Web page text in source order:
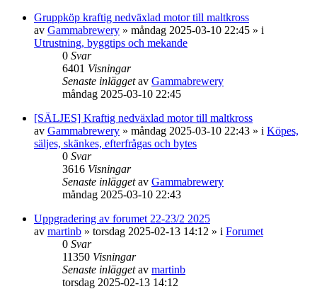
Gruppköp kraftig nedväxlad motor till maltkross
av Gammabrewery » måndag 2025-03-10 22:45 » i
Utrustning, byggtips och mekande
0 Svar
6401 Visningar
Senaste inläggetav Gammabrewery
måndag 2025-03-10 22:45
[SÄLJES] Kraftig nedväxlad motor till maltkross
av Gammabrewery » måndag 2025-03-10 22:43 » i Köpes,
säljes, skänkes, efterfrågas och bytes
0 Svar
3616 Visningar
Senaste inläggetav Gammabrewery
måndag 2025-03-10 22:43
Uppgradering av forumet 22-23/2 2025
av martinb » torsdag 2025-02-13 14:12 » i Forumet
0 Svar
11350 Visningar
Senaste inläggetav martinb
torsdag 2025-02-13 14:12